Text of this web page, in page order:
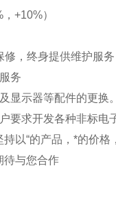
+10%）
修，终身提供维护服务
务
显示器等配件的更换
要求开发各种非标电
以“的产品，*的价
待与您合作